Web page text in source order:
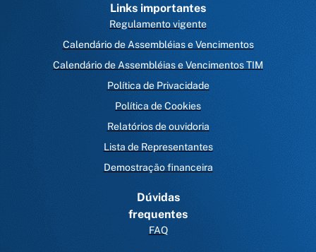
Links importantes
Regulamento vigente
Calendário de Assembléias e Vencimentos
Calendário de Assembléias e Vencimentos TIM
Política de Privacidade
Política de Cookies
Relatórios de ouvidoria
Lista de Representantes
Demostração financeira
Dúvidas
frequentes
FAQ